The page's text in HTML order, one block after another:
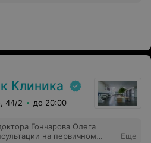
Самотыевич И.С. В
регистратор очень
девушка. Врач проводила
размашистыми
ручкой аппарата
что у нее
просто в шоке. Я
за ужасный сервис.
хорошо. Но отношение
Клиника
44/2 до 20:00
Гончарова Олега
на первичном
Еще